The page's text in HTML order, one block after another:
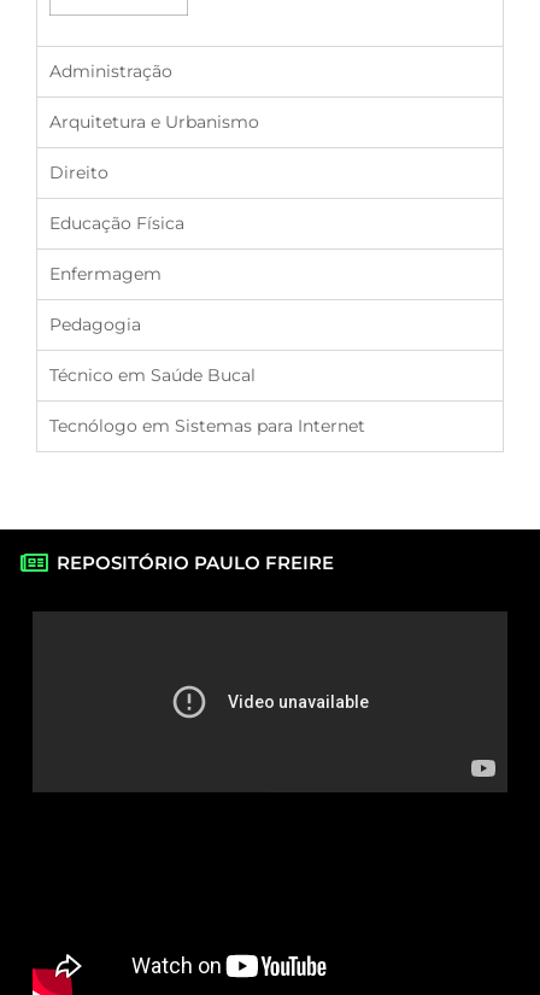
Administração
Arquitetura e Urbanismo
Direito
Educação Física
Enfermagem
Pedagogia
Técnico em Saúde Bucal
Tecnólogo em Sistemas para Internet
REPOSITÓRIO PAULO FREIRE